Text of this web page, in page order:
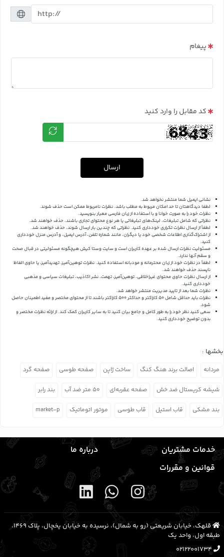
پیغام
کد مقابل را وارد کنید
ارسال
نشانی ایمیل شما منتشر نخواهد شد.
لطفا دیدگاهتان تا حد امکان مربوط به مطلب باشد. نظرات نامربوط ممکن است حذف شوند.
نظرات خود را به صورت خوانا و با استفاده از زبان فارسی معیار بنویسید.
نظراتی که شامل تبلیغات، لینک‌های تبلیغاتی یا هر نوع محتوای تجاری باشند، حذف خواهند شد.
لطفاً از ارسال نظرات تکراری خودداری کنید. نظراتی که چندین بار ارسال شوند، حذف خواهند شد.
از اشتراک‌گذاری اطلاعات شخصی خود یا دیگران، مانند شماره تلفن، آدرس ایمیل، و آدرس منزل خودداری
کنید.
مسئولیت نظرات ارسال شده بر عهده کاربران است و سایت وستا کیش هیچگونه مسئولیتی در قبال صحت
و سقم آنها ندارد.
لطفاً در نظرات خود از زبان محترمانه و مودبانه استفاده کنید. نظرات توهین‌آمیز، تهدیدآمیز، یا حاوی الفاظ
ناپسند حذف خواهند شد.
از ارسال نظرات حاوی محتوای غیراخلاقی، توهین‌آمیز، تهمت، نشر اکاذیب، تبلیغات سیاسی و مذهبی
خودداری کنید.
نظرات شما بعد از تایید مدیریت منتشر خواهد شد.
نظرات باید حداقل شامل 50 کاراکتر و حداکثر 500 کاراکتر باشند تا از محتوای مختصر و مفید اطمینان حاصل
شود.
سعی کنید نظر خود را به طور کامل و جامع بیان کنید تا به سایر کاربران کمک کند.از ارائه نظرات مختصر و
بدون توضیح خودداری کنید.
بخشها :
مردانه اصالت برند هنگ کنگ ساخت ژاپن صفحه طوسی صفحه گرد
شیشه کریستال ضد خش صفحه عقربه‌ای ۵۰ متر ضد آب بند رابر
بند مشکی قاب استیل قاب طوسی موتور اتوماتیک market-p
خدمات مشتریان
درباره ما
قوانین و مقررات
قلهک، خیابان شریعتی (رو به شمال)، نرسیده به خیابان یخچال، پلاک ۱۴۶۹،
طبقه اول، واحد یک
02122001734